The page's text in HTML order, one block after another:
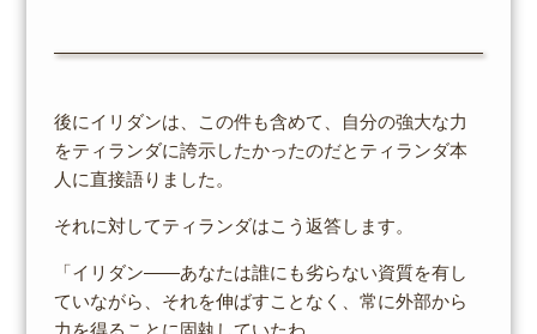
後にイリダンは、この件も含めて、自分の強大な力
をティランダに誇示したかったのだとティランダ本
人に直接語りました。
それに対してティランダはこう返答します。
「イリダン――あなたは誰にも劣らない資質を有し
ていながら、それを伸ばすことなく、常に外部から
力を得ることに固執していたわ。